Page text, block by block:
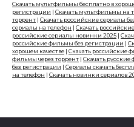
Скачать мультфильмы бесплатно в
регистрации | Скачать мультфильмы на
торрент | Скачать российские сериалы
сериалы на телефон | Скачать
российские сериалы новинки 2025 |
российские фильмы без регистрации |
хорошем качестве | Скачать российские
фильмы через торрент | Скачать
без регистрации | Сериалы скачать
на телефон | Скачать новинки сериалов